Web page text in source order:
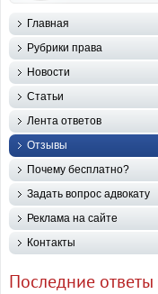
Главная
Рубрики права
Новости
Статьи
Лента ответов
Отзывы
Почему бесплатно?
Задать вопрос адвокату
Реклама на сайте
Контакты
Последние ответы